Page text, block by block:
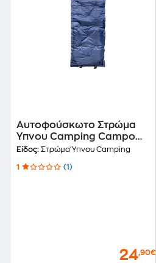
Αυτοφούσκωτο Στρώμα
Ύπνου Camping Campo
Nap - Μπλε
Είδος: Στρώμα Ύπνου Camping
1 (1)
24,90€